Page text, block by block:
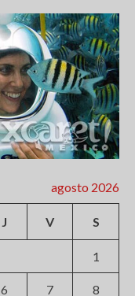
agosto 2026
J V S
1
6 7 8